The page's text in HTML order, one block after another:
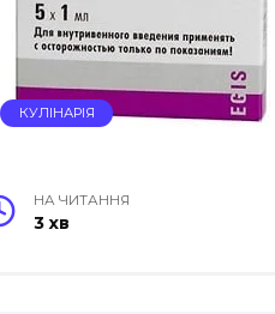
КУЛІНАРІЯ
НА ЧИТАННЯ
3 хв